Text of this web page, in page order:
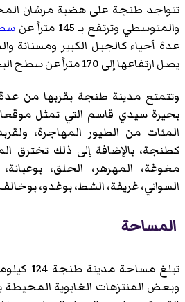
تتواجد طنجة على هضبة مرشان
والمتوسطي وترتفع بـ 145 متراً عن
عدة أحياء كالجبل الكبير ومسنانة
يصل ارتفاعها إلى 170 متراً عن سطح البحر.
وتتمتع مدينة طنجة بقربها من
بحيرة سيدي قاسم التي تمثل موقعا
المئات من الطيور المهاجرة،
كطنجة، بالإضافة إلى ذلك تخترق
مغوغة، المهرهر، الحلق، بوعبانة،
السواني، غريفة، الشط، بوغدو،
المساحة
تبلغ
وبعض المنتزهات الغابوية